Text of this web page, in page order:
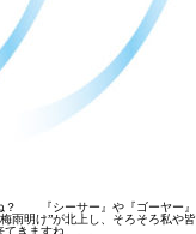
？ 『シーサー』や『ゴーヤー』
雨明け”が北上し、そろそろ私や皆
きますね。。。